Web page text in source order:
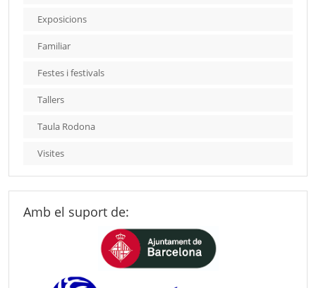
Exposicions
Familiar
Festes i festivals
Tallers
Taula Rodona
Visites
Amb el suport de: